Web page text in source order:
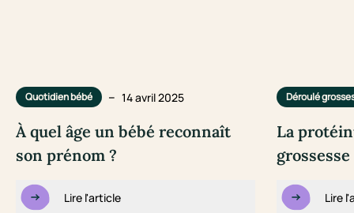
Quotidien bébé – 14 avril 2025
À quel âge un bébé reconnaît
son prénom ?
Lire l'article
Déroulé
La
Lire